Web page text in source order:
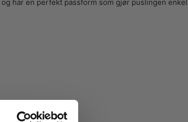
og har en perfekt passform som gjør puslingen enkel